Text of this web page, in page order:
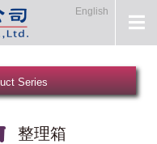
English
Series
整理箱